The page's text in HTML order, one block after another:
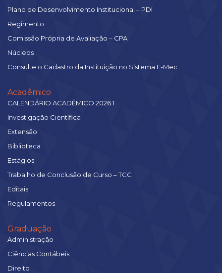
Plano de Desenvolvimento Institucional – PDI
Regimento
Comissão Própria de Avaliação – CPA
Núcleos
Consulte o Cadastro da Instituição no Sistema E-Mec
Acadêmico
CALENDÁRIO ACADÊMICO 2026.1
Investigação Científica
Extensão
Biblioteca
Estágios
Trabalho de Conclusão de Curso – TCC
Editais
Regulamentos
Graduação
Administração
Ciências Contábeis
Direito